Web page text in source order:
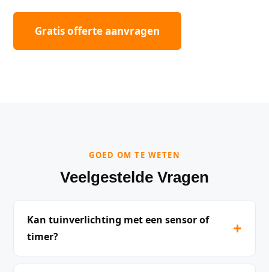
Gratis offerte aanvragen
GOED OM TE WETEN
Veelgestelde Vragen
Kan tuinverlichting met een sensor of
timer?
+